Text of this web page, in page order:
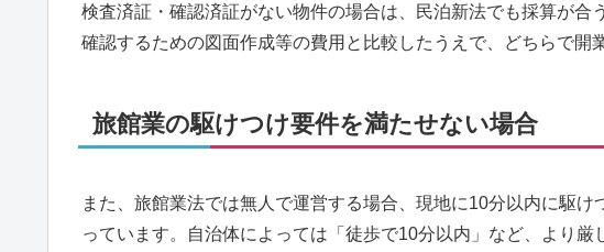
検査済証・確認済証がない物件の場合は、民泊新法でも採算が合
確認するための図面作成等の費用と比較したうえで、どちらで開
旅館業の駆けつけ要件を満たせない場合
また、旅館業法では無人で運営する場合、現地に10分以内に駆
っています。自治体によっては「徒歩で10分以内」など、より厳